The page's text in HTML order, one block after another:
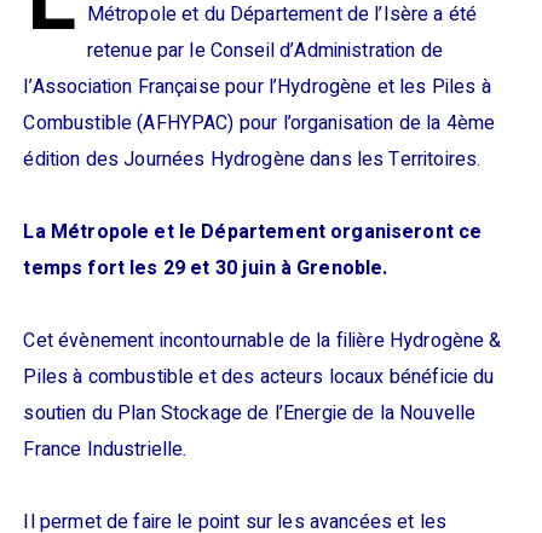
Métropole et du Département de l’Isère a été
retenue par le Conseil d’Administration de
l’Association Française pour l’Hydrogène et les Piles à
Combustible (AFHYPAC) pour l’organisation de la 4ème
édition des Journées Hydrogène dans les Territoires.
La Métropole et le Département organiseront ce
temps fort les 29 et 30 juin à Grenoble.
Cet évènement incontournable de la filière Hydrogène &
Piles à combustible et des acteurs locaux bénéficie du
soutien du Plan Stockage de l’Energie de la Nouvelle
France Industrielle.
Il permet de faire le point sur les avancées et les